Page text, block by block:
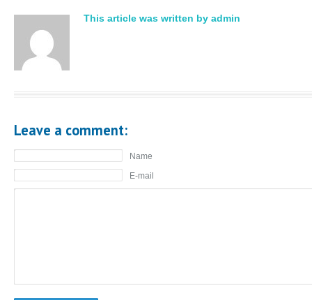
This article was written by admin
Leave a comment:
Name
E-mail